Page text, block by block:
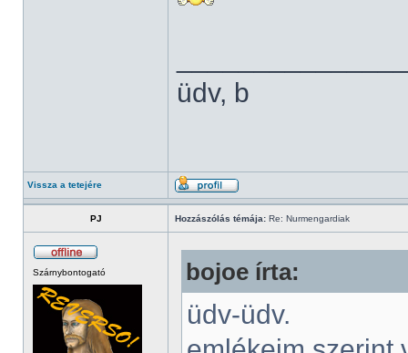
üdv, b
Vissza a tetejére
PJ Hozzászólás témája: Re: Nurmengardiak
Szárnybontogató bojoe írta:
üdv-üdv.